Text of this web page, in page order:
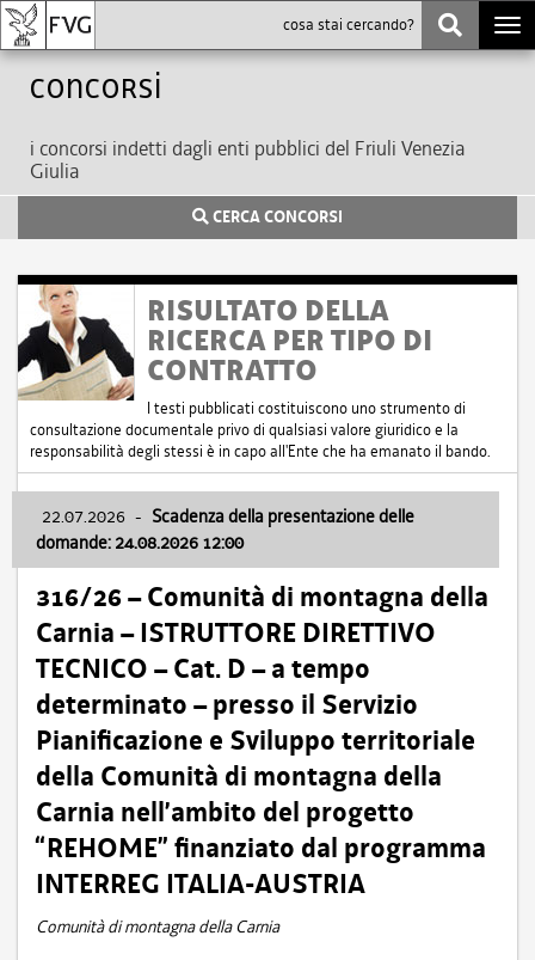
Concorsi
i concorsi indetti dagli enti pubblici del Friuli Venezia
Giulia
CERCA CONCORSI
RISULTATO DELLA
RICERCA PER TIPO DI
CONTRATTO
I testi pubblicati costituiscono uno strumento di
consultazione documentale privo di qualsiasi valore giuridico e la
responsabilità degli stessi è in capo all'Ente che ha emanato il bando.
22.07.2026 - Scadenza della presentazione delle
domande: 24.08.2026 12:00
316/26 – Comunità di montagna della
Carnia – ISTRUTTORE DIRETTIVO
TECNICO – Cat. D – a tempo
determinato – presso il Servizio
Pianificazione e Sviluppo territoriale
della Comunità di montagna della
Carnia nell’ambito del progetto
“REHOME” finanziato dal programma
INTERREG ITALIA-AUSTRIA
Comunità di montagna della Carnia